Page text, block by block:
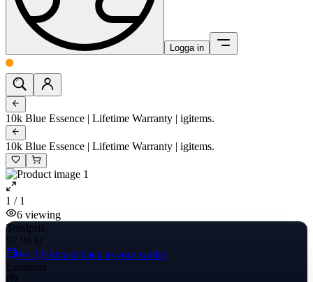
Logga in
10k Blue Essence | Lifetime Warranty | igitems.
10k Blue Essence | Lifetime Warranty | igitems.
1 / 1
6 viewing
Totalpris
97,90 kr
+≈ 3,9 krcash back to your wallet
Leverans